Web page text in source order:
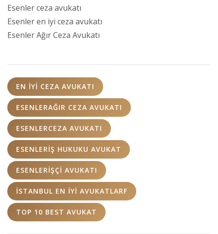
Esenler ceza avukatı
Esenler en iyi ceza avukatı
Esenler Ağır Ceza Avukatı
EN IYI CEZA AVUKATI
ESENLERAĞIR CEZA AVUKATI
ESENLERCEZA AVUKATI
ESENLERİŞ HUKUKU AVUKAT
ESENLERİŞÇI AVUKATI
İSTANBUL EN IYI AVUKATLARF
TOP 10 BEST AVUKAT